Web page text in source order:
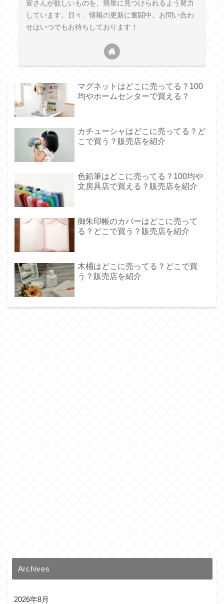
皆さんが欲しいものを、簡単に見つけられるよう努力
しています。日々、情報の更新に奮闘中。お問い合わ
せはいつでもお待ちしております！
マグネットはどこに売ってる？100
均やホームセンターで買える？
カチューシャはどこに売ってる？ど
こで買う？販売店を紹介
色鉛筆はどこに売ってる？100均や
文房具店で買える？販売店を紹介
御朱印帳のカバーはどこに売って
る？どこで買う？販売店を紹介
木桶はどこに売ってる？どこで買
う？販売店を紹介
Archives
2026年8月